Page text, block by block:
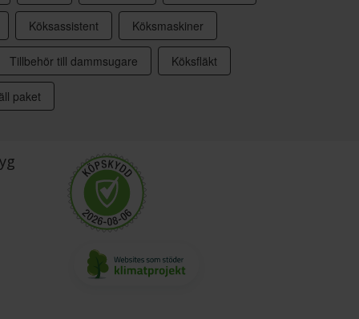
Köksassistent Köksmaskiner
Tillbehör till dammsugare Köksfläkt
paket